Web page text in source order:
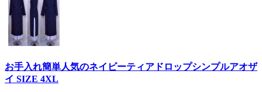
お手入れ簡単人気のネイビーティアドロップシンプルアオザ
イ SIZE 4XL